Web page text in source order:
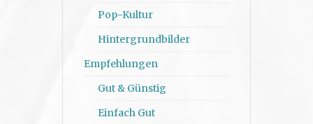
Pop-Kultur
Hintergrundbilder
Empfehlungen
Gut & Günstig
Einfach Gut